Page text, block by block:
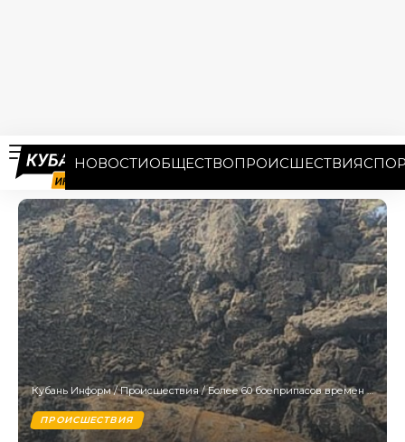
НОВОСТИОБЩЕСТВОПРОИСШЕСТВИЯ
Кубань Информ/Происшествия/Более 60 боеприпасов времен Великой Отечественной войны уничтожили в феврале на Кубани
ПРОИСШЕСТВИЯ